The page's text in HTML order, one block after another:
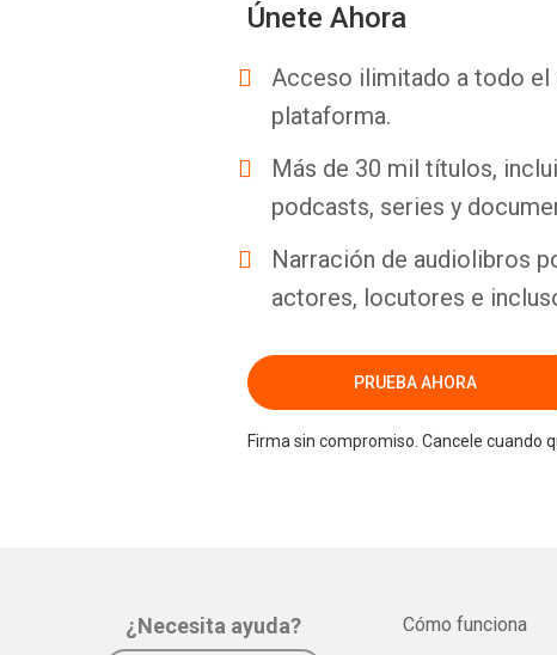
Únete Ahora
Acceso ilimitado a todo el
plataforma.
Más de 30 mil títulos,
podcasts, series y
Narración de audiolibros
actores, locutores e
PRUEBA AHORA
Firma sin compromiso. Cancele cuando
¿Necesita ayuda? Cómo funciona